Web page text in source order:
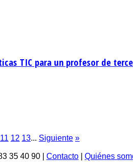
TIC para un profesor de
11 12 13... Siguiente »
35 40 90 | Contacto Quiénes